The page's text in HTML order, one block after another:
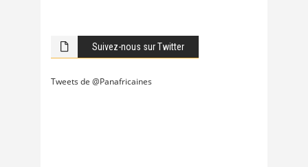
Suivez-nous sur Twitter
Tweets de @Panafricaines